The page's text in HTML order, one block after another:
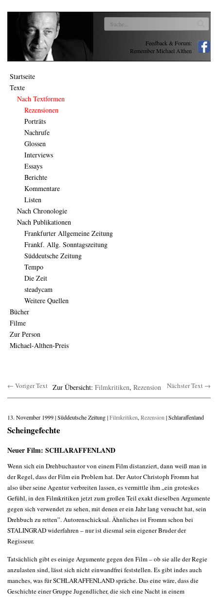
Feedback & Forum:
Remember Michael Althen
Startseite
Texte
Nach Textformen
Rezensionen
Porträts
Nachrufe
Glossen
Interviews
Essays
Berichte
Kommentare
Listen
Nach Chronologie
Nach Publikationen
Frankfurter Allgemeine Zeitung
Frankf. Allg. Sonntagszeitung
Süddeutsche Zeitung
Tempo
Die Zeit
steadycam
Weitere Quellen
Bücher
Filme
Zur Person
Michael-Althen-Preis
← Voriger Text Zur Übersicht: Filmkritiken, Rezension Nächster Text →
13. November 1999 | Süddeutsche Zeitung |Filmkritiken, Rezension | Schlaraffenland
Scheingefechte
Neuer Film: SCHLARAFFENLAND
Wenn sich ein Drehbuchautor von einem Film distanziert, dann weiß man in
der Regel, dass der Film ein Problem hat. Der Autor Christoph Fromm hat
also über seine Agentur verbreiten lassen, es vermittle ihm „ein groteskes
Gefühl, in den Filmkritiken jetzt zum großen Teil exakt dieselben Argumente
gegen sich verwendet zu sehen, mit denen er ein Jahr lang versucht hat, sein
Drehbuch zu retten”. Autorenschicksal. Ähnliches ist Fromm schon bei
STALINGRAD widerfahren – nur ist diesmal sein eigener Bruder der
Regisseur.
Tatsächlich gibt es einige Argumente gegen den Film – ob sie alle der Regie
anzulasten sind, lässt sich nicht einwandfrei feststellen. Es gibt indes auch
manches, was für SCHLARAFFENLAND spräche. Das eine wäre, dass die
Geschichte einer Gruppe Jugendlicher, die sich eine Nacht in einem